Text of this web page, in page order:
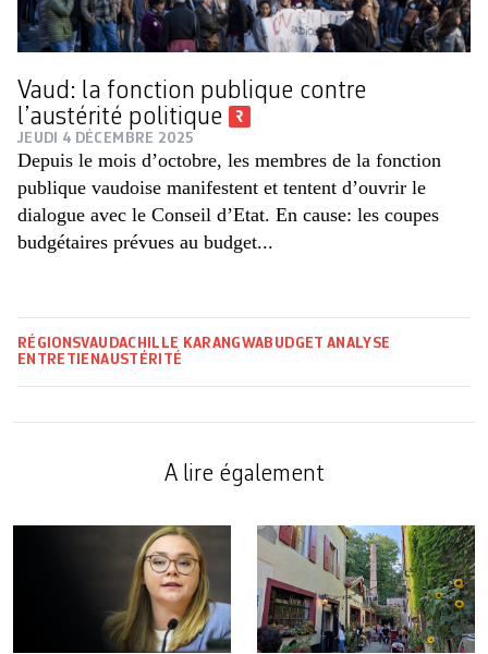
Vaud: la fonction publique contre
l’austérité politique
JEUDI 4 DÉCEMBRE 2025
Depuis le mois d’octobre, les membres de la fonction
publique vaudoise manifestent et tentent d’ouvrir le
dialogue avec le Conseil d’Etat. En cause: les coupes
budgétaires prévues au budget...
RÉGIONSVAUDACHILLE KARANGWA BUDGET ANALYSE
ENTRETIENAUSTÉRITÉ
A lire également